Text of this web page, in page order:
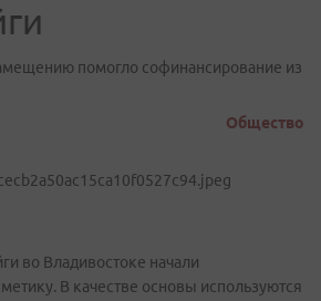
помогло софинансирование из
Общество
во Владивостоке начали
В качестве основы используются